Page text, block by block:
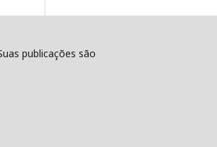
publicações são